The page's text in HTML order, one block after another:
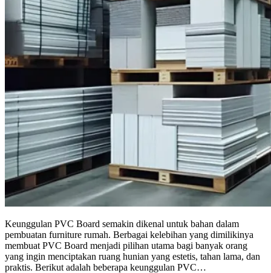
Keunggulan PVC Board semakin dikenal untuk bahan dalam
pembuatan furniture rumah. Berbagai kelebihan yang dimilikinya
membuat PVC Board menjadi pilihan utama bagi banyak orang
yang ingin menciptakan ruang hunian yang estetis, tahan lama, dan
praktis. Berikut adalah beberapa keunggulan PVC…